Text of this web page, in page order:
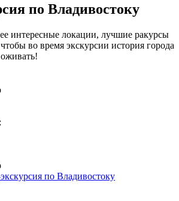
по Владивостоку
интересные локации, лучшие ракурсы
во время экскурсии история города